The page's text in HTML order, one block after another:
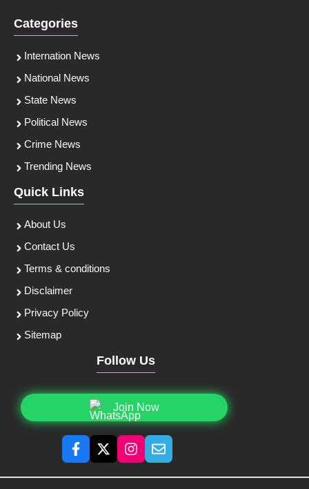
Categories
Internation News
National News
State News
Political News
Crime News
Trending News
Quick Links
About Us
Contact Us
Terms & conditions
Disclaimer
Privacy Policy
Sitemap
Follow Us
Join Now